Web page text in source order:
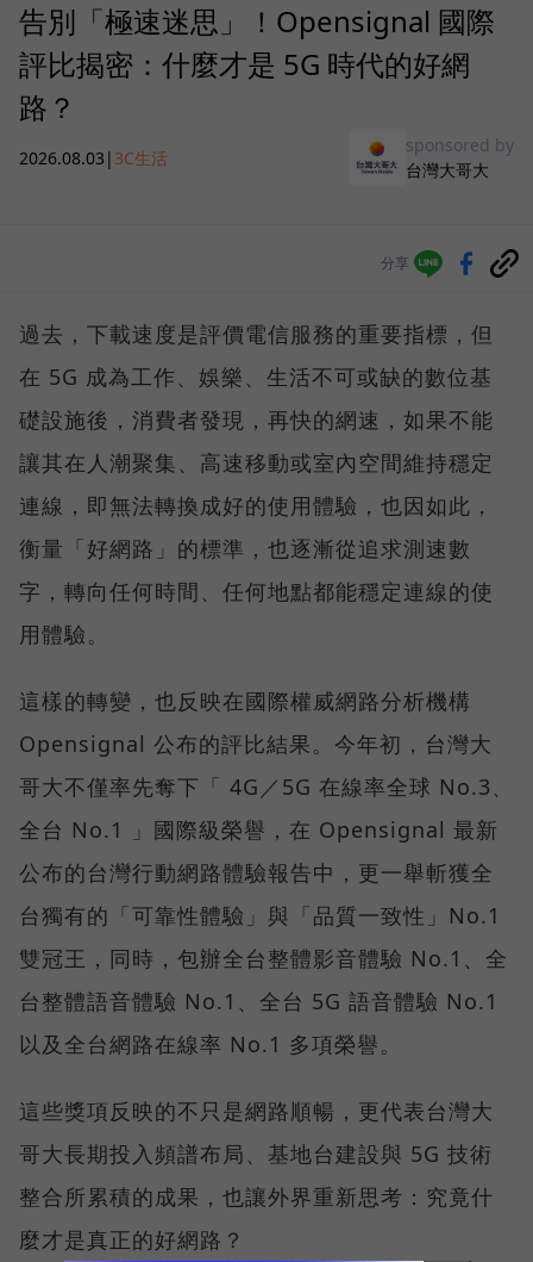
告別「極速迷思」！Opensignal 國際
評比揭密：什麼才是 5G 時代的好網
路？
2026.08.03 | 3C生活
sponsored by
台灣大哥大
分享
過去，下載速度是評價電信服務的重要指標，但
在 5G 成為工作、娛樂、生活不可或缺的數位基
礎設施後，消費者發現，再快的網速，如果不能
讓其在人潮聚集、高速移動或室內空間維持穩定
連線，即無法轉換成好的使用體驗，也因如此，
衡量「好網路」的標準，也逐漸從追求測速數
字，轉向任何時間、任何地點都能穩定連線的使
用體驗。
這樣的轉變，也反映在國際權威網路分析機構
Opensignal 公布的評比結果。今年初，台灣大
哥大不僅率先奪下「 4G／5G 在線率全球 No.3、
全台 No.1 」國際級榮譽，在 Opensignal 最新
公布的台灣行動網路體驗報告中，更一舉斬獲全
台獨有的「可靠性體驗」與「品質一致性」No.1
雙冠王，同時，包辦全台整體影音體驗 No.1、全
台整體語音體驗 No.1、全台 5G 語音體驗 No.1
以及全台網路在線率 No.1 多項榮譽。
這些獎項反映的不只是網路順暢，更代表台灣大
哥大長期投入頻譜布局、基地台建設與 5G 技術
整合所累積的成果，也讓外界重新思考：究竟什
麼才是真正的好網路？